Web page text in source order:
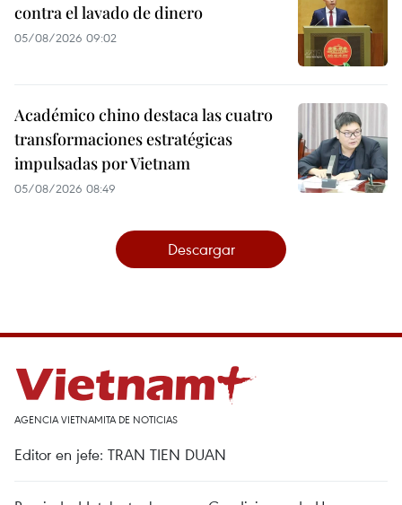
contra el lavado de dinero
05/08/2026 09:02
Académico chino destaca las cuatro
transformaciones estratégicas
impulsadas por Vietnam
05/08/2026 08:49
Descargar
AGENCIA VIETNAMITA DE NOTICIAS
Editor en jefe: TRAN TIEN DUAN